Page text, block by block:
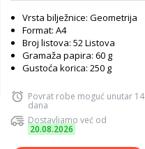
Vrsta bilježnice: Geometrija
Format: A4
Broj listova: 52 Listova
Gramaža papira: 60 g
Gustoća korica: 250 g
Povrat robe moguć unutar 14
dana
Dostavljamo već od
20.08.2026